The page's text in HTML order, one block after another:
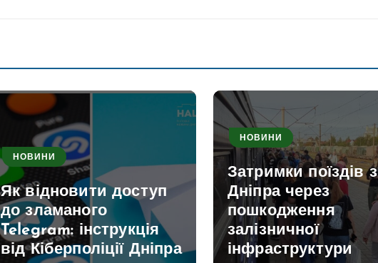
НОВИНИ
Як відновити доступ
до зламаного
Telegram: інструкція
від Кіберполіції Дніпра
НОВИНИ
Затримки поїздів з
Дніпра через
пошкодження
залізничної
інфраструктури